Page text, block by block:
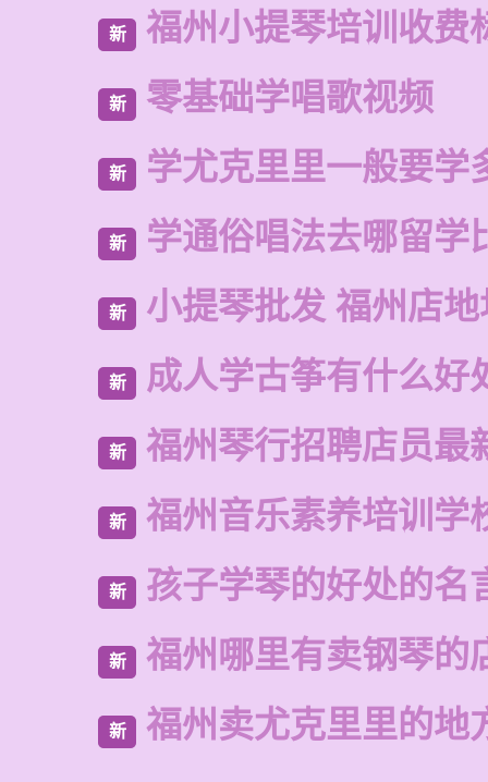
新 福州小提琴培训收费
新 零基础学唱歌视频
新 学尤克里里一般要学
新 学通俗唱法去哪留学
新 小提琴批发 福州店
新 成人学古筝有什么好
新 福州琴行招聘店员最
新 福州音乐素养培训学
新 孩子学琴的好处的名
新 福州哪里有卖钢琴的
新 福州卖尤克里里的地